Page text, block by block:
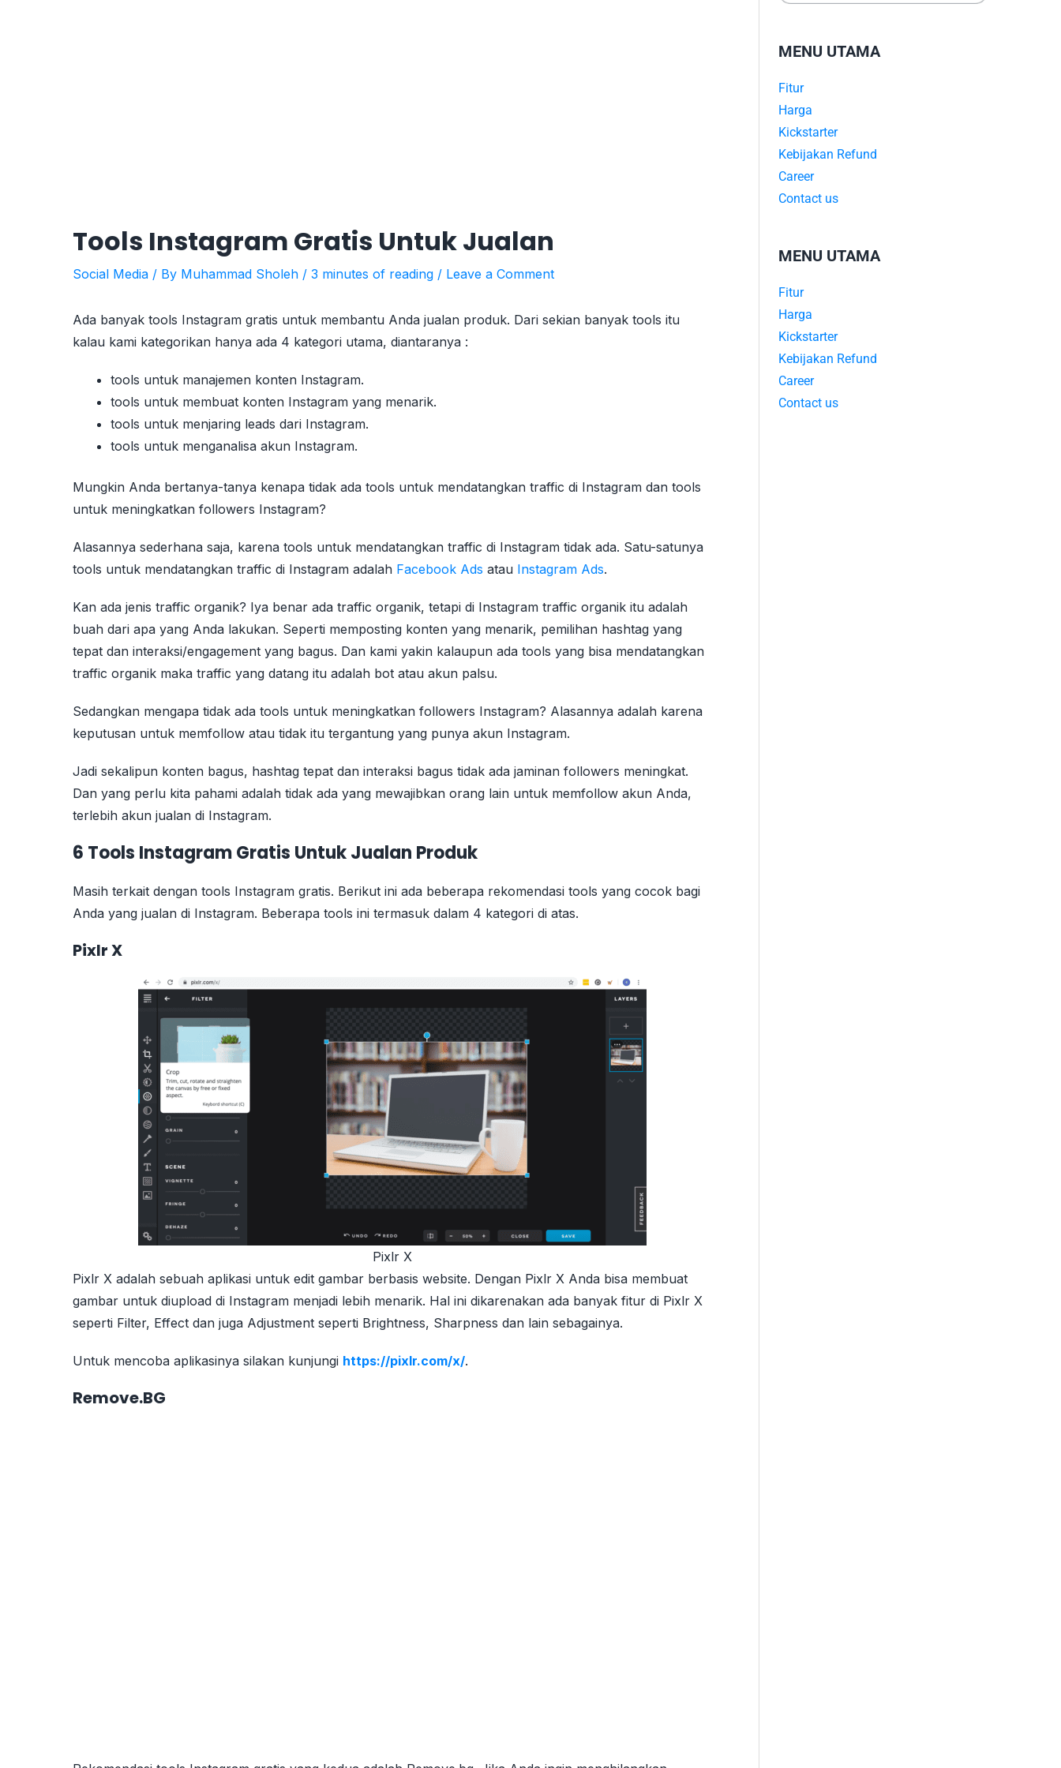
Tools Instagram Gratis Untuk Jualan
Social Media / By Muhammad Sholeh / 3 minutes of reading / Leave a Comment
Ada banyak tools Instagram gratis untuk membantu Anda jualan produk. Dari sekian banyak tools itu
kalau kami kategorikan hanya ada 4 kategori utama, diantaranya :
tools untuk manajemen konten Instagram.
tools untuk membuat konten Instagram yang menarik.
tools untuk menjaring leads dari Instagram.
tools untuk menganalisa akun Instagram.
Mungkin Anda bertanya-tanya kenapa tidak ada tools untuk mendatangkan traffic di Instagram dan tools
untuk meningkatkan followers Instagram?
Alasannya sederhana saja, karena tools untuk mendatangkan traffic di Instagram tidak ada. Satu-satunya
tools untuk mendatangkan traffic di Instagram adalah Facebook Ads atau Instagram Ads.
Kan ada jenis traffic organik? Iya benar ada traffic organik, tetapi di Instagram traffic organik itu adalah
buah dari apa yang Anda lakukan. Seperti memposting konten yang menarik, pemilihan hashtag yang
tepat dan interaksi/engagement yang bagus. Dan kami yakin kalaupun ada tools yang bisa mendatangkan
traffic organik maka traffic yang datang itu adalah bot atau akun palsu.
Sedangkan mengapa tidak ada tools untuk meningkatkan followers Instagram? Alasannya adalah karena
keputusan untuk memfollow atau tidak itu tergantung yang punya akun Instagram.
Jadi sekalipun konten bagus, hashtag tepat dan interaksi bagus tidak ada jaminan followers meningkat.
Dan yang perlu kita pahami adalah tidak ada yang mewajibkan orang lain untuk memfollow akun Anda,
terlebih akun jualan di Instagram.
6 Tools Instagram Gratis Untuk Jualan Produk
Masih terkait dengan tools Instagram gratis. Berikut ini ada beberapa rekomendasi tools yang cocok bagi
Anda yang jualan di Instagram. Beberapa tools ini termasuk dalam 4 kategori di atas.
Pixlr X
Pixlr X
Pixlr X adalah sebuah aplikasi untuk edit gambar berbasis website. Dengan Pixlr X Anda bisa membuat
gambar untuk diupload di Instagram menjadi lebih menarik. Hal ini dikarenakan ada banyak fitur di Pixlr X
seperti Filter, Effect dan juga Adjustment seperti Brightness, Sharpness dan lain sebagainya.
Untuk mencoba aplikasinya silakan kunjungi https://pixlr.com/x/.
Remove.BG
MENU UTAMA
Fitur
Harga
Kickstarter
Kebijakan Refund
Career
Contact us
MENU UTAMA
Fitur
Harga
Kickstarter
Kebijakan Refund
Career
Contact us